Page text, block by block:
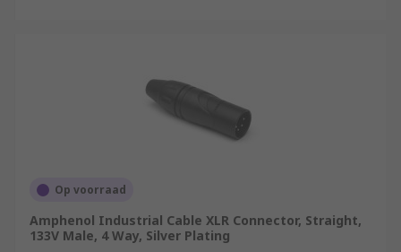
Op voorraad
Amphenol Industrial Cable XLR Connector, Straight,
133V Male, 4 Way, Silver Plating